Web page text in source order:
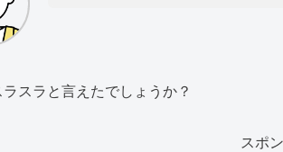
スラと言えたでしょうか？
スポ